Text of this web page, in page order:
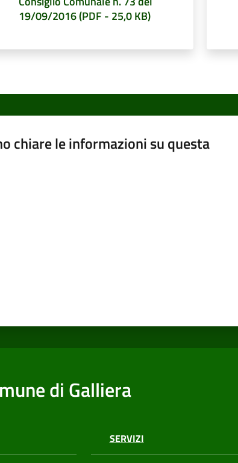
19/09/2016(PDF - 25,0 KB)
chiare le informazioni su questa
di Galliera
SERVIZI